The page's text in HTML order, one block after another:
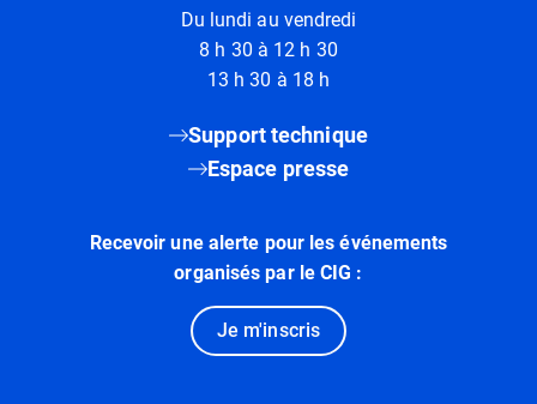
Du lundi au vendredi
8 h 30 à 12 h 30
13 h 30 à 18 h
Support technique
Espace presse
Recevoir une alerte pour les événements
organisés par le CIG :
Je m'inscris